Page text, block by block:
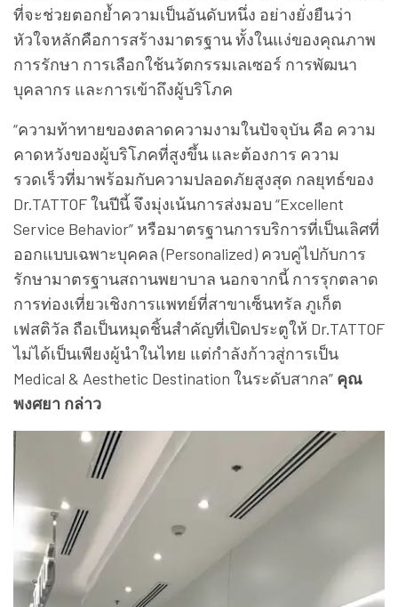
ที่จะช่วยตอกย้ำความเป็นอันดับหนึ่ง อย่างยั่งยืนว่า
หัวใจหลักคือการสร้างมาตรฐาน ทั้งในแง่ของคุณภาพ
การรักษา การเลือกใช้นวัตกรรมเลเซอร์ การพัฒนา
บุคลากร และการเข้าถึงผู้บริโภค
“ความท้าทายของตลาดความงามในปัจจุบัน คือ ความ
คาดหวังของผู้บริโภคที่สูงขึ้น และต้องการ ความ
รวดเร็วที่มาพร้อมกับความปลอดภัยสูงสุด กลยุทธ์ของ
Dr.TATTOF ในปีนี้ จึงมุ่งเน้นการส่งมอบ “Excellent
Service Behavior” หรือมาตรฐานการบริการที่เป็นเลิศที่
ออกแบบเฉพาะบุคคล (Personalized) ควบคู่ไปกับการ
รักษามาตรฐานสถานพยาบาล นอกจากนี้ การรุกตลาด
การท่องเที่ยวเชิงการแพทย์ที่สาขาเซ็นทรัล ภูเก็ต
เฟสติวัล ถือเป็นหมุดชิ้นสำคัญที่เปิดประตูให้ Dr.TATTOF
ไม่ได้เป็นเพียงผู้นำในไทย แต่กำลังก้าวสู่การเป็น
Medical & Aesthetic Destination ในระดับสากล” คุณ
พงศยา กล่าว